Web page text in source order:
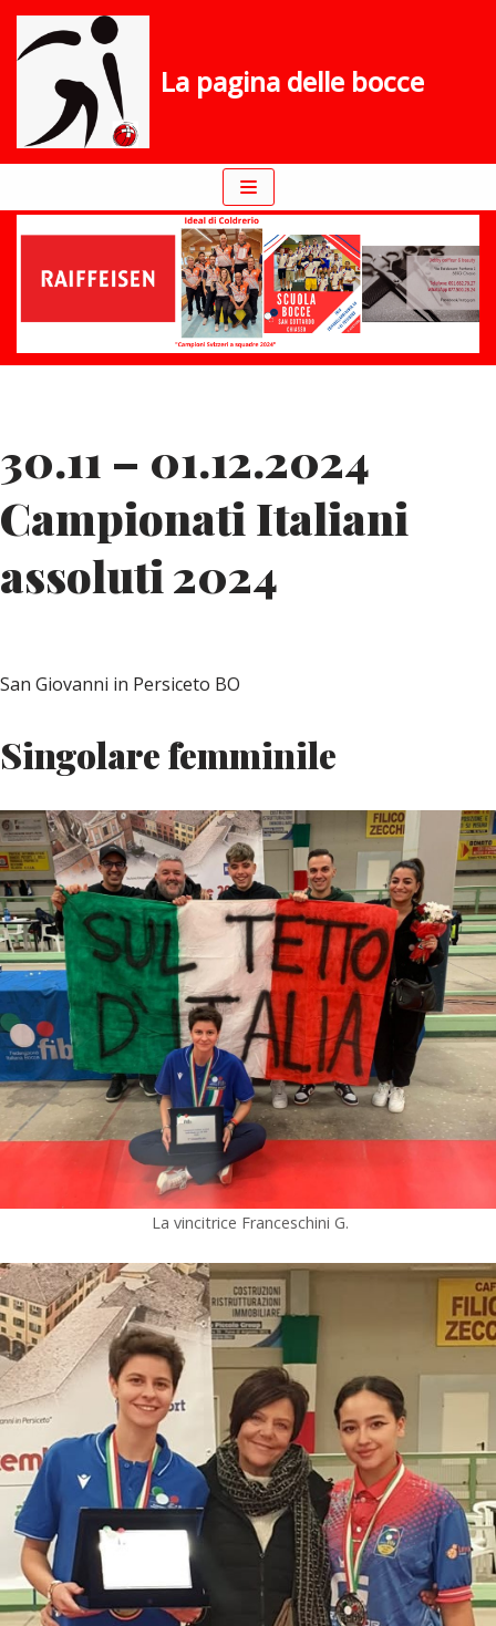
Vai
contenuto
La pagina delle bocce
30.11 – 01.12.2024
Campionati Italiani
assoluti 2024
San Giovanni in Persiceto BO
Singolare femminile
La vincitrice Franceschini G.